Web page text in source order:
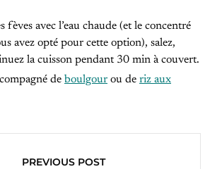
fèves avec l’eau chaude (et le concentré
avez opté pour cette option), salez,
la cuisson pendant 30 min à couvert.
de boulgour ou de riz aux
PREVIOUS POST